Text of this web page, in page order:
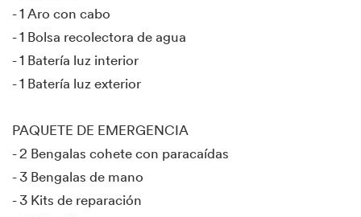
- 1 Aro con cabo
- 1 Bolsa recolectora de agua
- 1 Batería luz interior
- 1 Batería luz exterior
PAQUETE DE EMERGENCIA
- 2 Bengalas cohete con paracaídas
- 3 Bengalas de mano
- 3 Kits de reparación